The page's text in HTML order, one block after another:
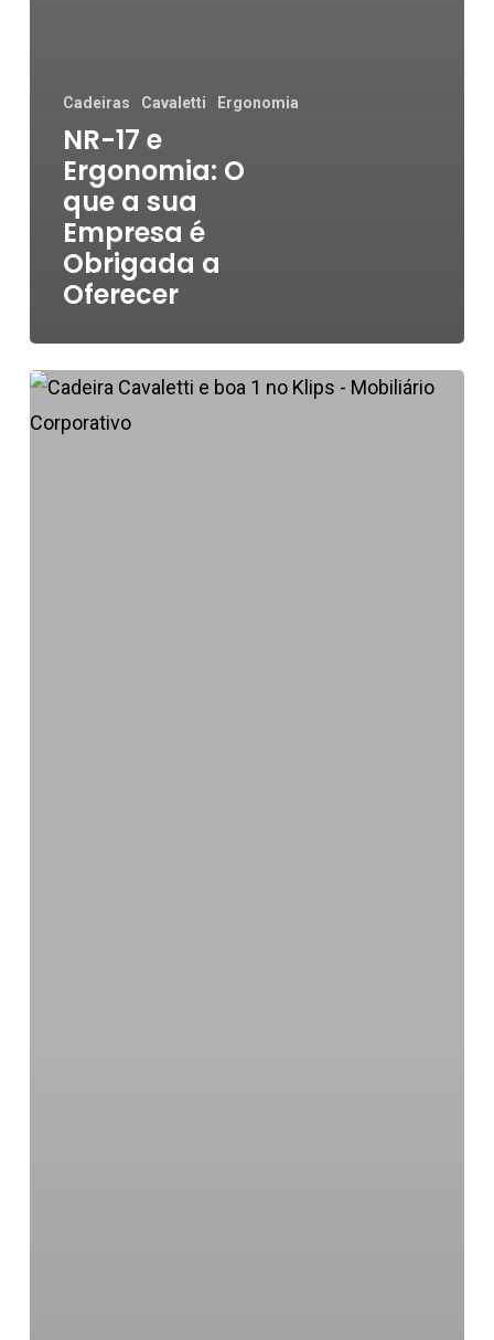
Cadeiras Cavaletti Ergonomia
NR-17 e
Ergonomia: O
que a sua
Empresa é
Obrigada a
Oferecer